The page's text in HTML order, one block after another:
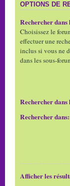
OPTIONS DE
Rechercher dans
Choisissez le
effectuer une
inclus si vous ne
dans les sous-
Rechercher dans
Rechercher dans:
Afficher les